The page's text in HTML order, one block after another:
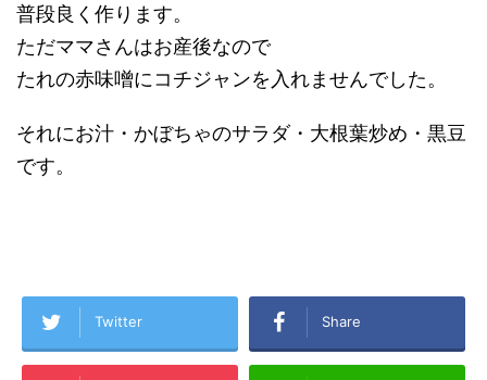
普段良く作ります。
ただママさんはお産後なので
たれの赤味噌にコチジャンを入れませんでした。
それにお汁・かぼちゃのサラダ・大根葉炒め・黒豆
です。
Twitter Share